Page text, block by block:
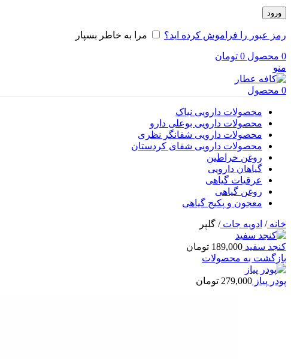
ورود
رمز عبور را فراموش کرده اید؟ مرا به خاطر بسپار
0 محصول 0 تومان
منو
0 محصول
محصولات دارویی نیاک
محصولات دارویی بوعلی دارو
محصولات دارویی شفانگر نظری
محصولات دارویی شفای کردستان
روغن خراطین
گیاهان دارویی
عرقیات گیاهی
روغن گیاهی
معجون و پکیج گیاهی
خانه/ ادویه جات/ گلپر
کنجد سفید 189,000 تومان
بازگشت به محصولات
پودر پیاز 279,000 تومان